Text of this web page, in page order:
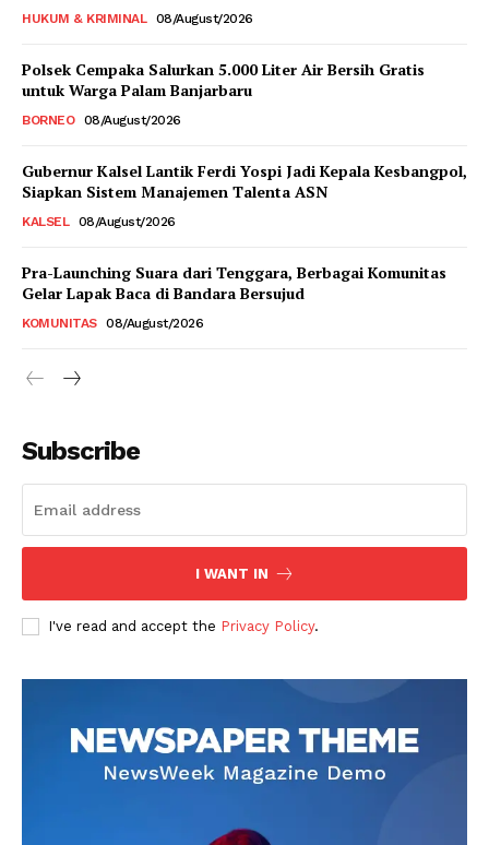
HUKUM & KRIMINAL 08/August/2026
Polsek Cempaka Salurkan 5.000 Liter Air Bersih Gratis
untuk Warga Palam Banjarbaru
BORNEO 08/August/2026
Gubernur Kalsel Lantik Ferdi Yospi Jadi Kepala Kesbangpol,
Siapkan Sistem Manajemen Talenta ASN
KALSEL 08/August/2026
Pra-Launching Suara dari Tenggara, Berbagai Komunitas
Gelar Lapak Baca di Bandara Bersujud
KOMUNITAS 08/August/2026
Subscribe
I WANT IN
I've read and accept the Privacy Policy.